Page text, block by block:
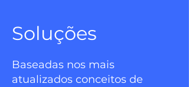
Soluções
Baseadas nos mais
atualizados conceitos de